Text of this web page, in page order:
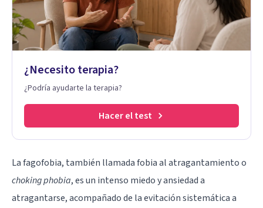
¿Necesito terapia?
¿Podría ayudarte la terapia?
Hacer el test
La fagofobia, también llamada fobia al atragantamiento o
choking phobia, es un intenso miedo y ansiedad a
atragantarse, acompañado de la evitación sistemática a